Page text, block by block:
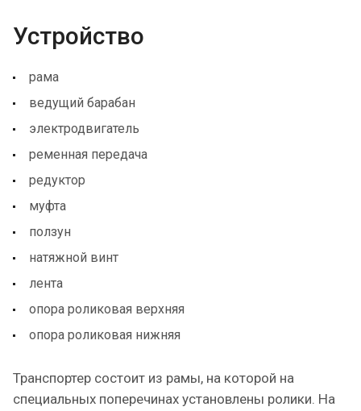
Устройство
рама
ведущий барабан
электродвигатель
ременная передача
редуктор
муфта
ползун
натяжной винт
лента
опора роликовая верхняя
опора роликовая нижняя
Транспортер состоит из рамы, на которой на
специальных поперечинах установлены ролики. На